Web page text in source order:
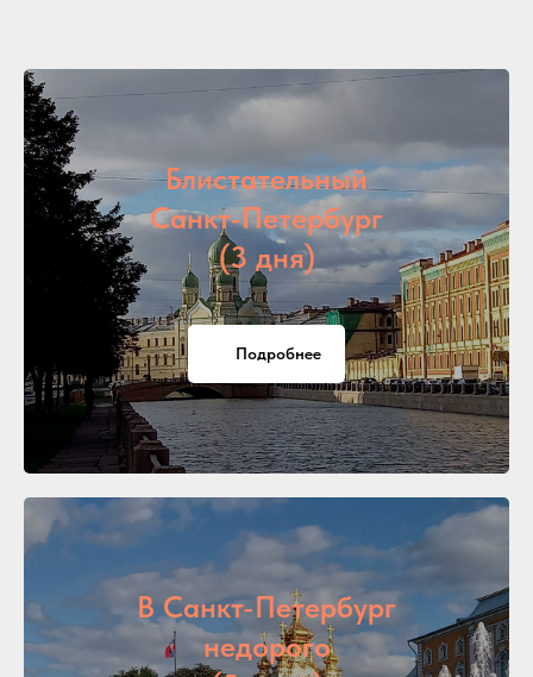
Блистательный
Санкт-Петербург
(3 дня)
Подробнее
В Санкт-Петербург
недорого